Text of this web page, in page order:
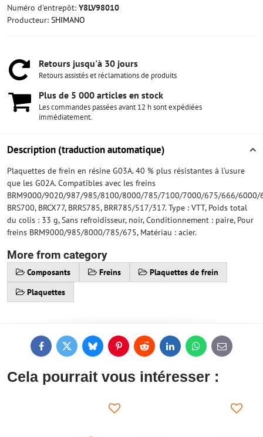
Numéro d'entrepôt: Y8LV98010
Producteur: SHIMANO
Retours jusqu'à 30 jours
Retours assistés et réclamations de produits
Plus de 5 000 articles en stock
Les commandes passées avant 12 h sont expédiées
immédiatement.
Description (traduction automatique)
Plaquettes de frein en résine G03A. 40 % plus résistantes à l'usure
que les G02A. Compatibles avec les freins
BRM9000/9020/987/985/8100/8000/785/7100/7000/675/666/6000/
BRS700, BRCX77, BRRS785, BRR785/517/317. Type : VTT, Poids total
du colis : 33 g, Sans refroidisseur, noir, Conditionnement : paire, Pour
freins BRM9000/985/8000/785/675, Matériau : acier.
More from category
Composants Freins
Plaquettes de frein
Plaquettes
FacebookTwitterBlueskyPinterestReddit LinkedInWhatsApp
E-
mail
Cela pourrait vous intéresser :